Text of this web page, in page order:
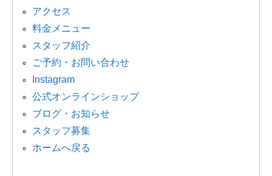
アクセス
料金メニュー
スタッフ紹介
ご予約・お問い合わせ
Instagram
公式オンラインショップ
ブログ・お知らせ
スタッフ募集
ホームへ戻る